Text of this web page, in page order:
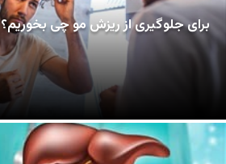
برای جلوگیری از ریزش مو چی بخوریم؟